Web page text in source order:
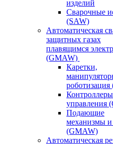
изделий
Сварочные
(SAW)
Автоматическая
защитных газах
плавящимся
(GMAW)
Каретки,
управления
Подающие
механизмы и
(GMAW)
Автоматическая